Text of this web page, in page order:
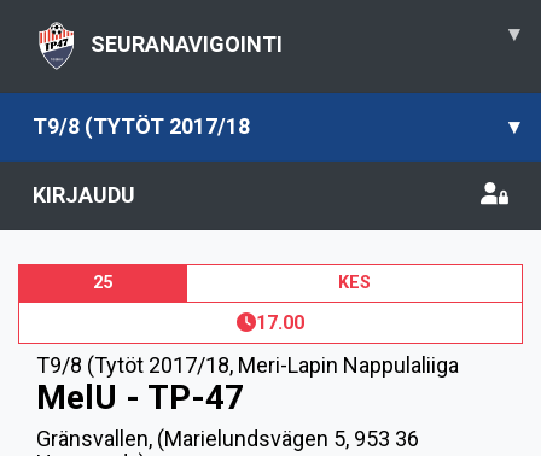
SEURANAVIGOINTI ▾
T9/8 (TYTÖT 2017/18 ▾
KIRJAUDU
25 KES
17.00
T9/8 (Tytöt 2017/18, Meri-Lapin Nappulaliiga
MelU - TP-47
Gränsvallen, (Marielundsvägen 5, 953 36